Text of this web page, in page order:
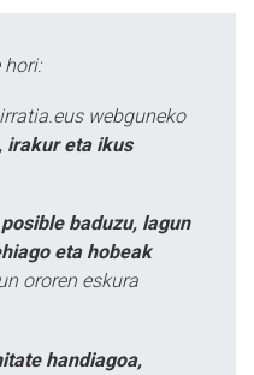
hori:
webguneko
irakur eta ikus
posible baduzu, lagun
eta hobeak
ororen eskura
handiagoa,